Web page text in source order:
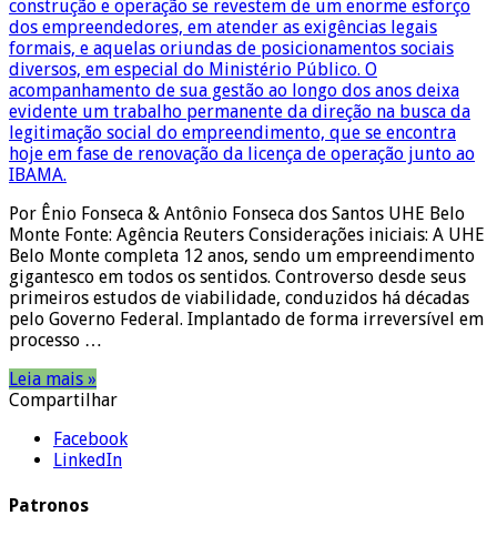
Por Ênio Fonseca & Antônio Fonseca dos Santos UHE Belo
Monte Fonte: Agência Reuters Considerações iniciais: A UHE
Belo Monte completa 12 anos, sendo um empreendimento
gigantesco em todos os sentidos. Controverso desde seus
primeiros estudos de viabilidade, conduzidos há décadas
pelo Governo Federal. Implantado de forma irreversível em
processo …
Leia mais »
Compartilhar
Facebook
LinkedIn
Patronos